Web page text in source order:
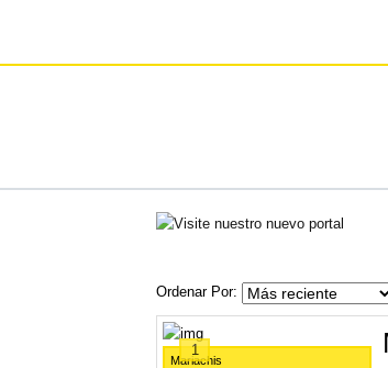
Ordenar Por
1
Mariachis